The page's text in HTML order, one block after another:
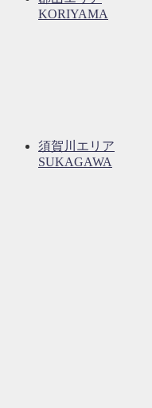
KORIYAMA
須賀川エリア
SUKAGAWA